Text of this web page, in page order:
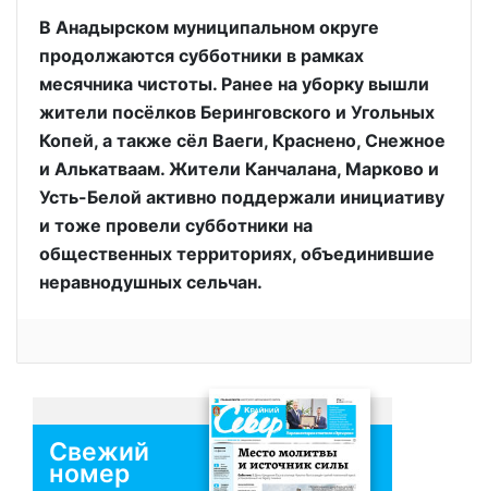
В Анадырском муниципальном округе
продолжаются субботники в рамках
месячника чистоты. Ранее на уборку вышли
жители посёлков Беринговского и Угольных
Копей, а также сёл Ваеги, Краснено, Снежное
и Алькатваам. Жители Канчалана, Марково и
Усть-Белой активно поддержали инициативу
и тоже провели субботники на
общественных территориях, объединившие
неравнодушных сельчан.
Свежий
номер